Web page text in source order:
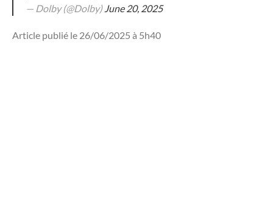
— Dolby (@Dolby)June 20, 2025
Article publié le 26/06/2025 à 5h40